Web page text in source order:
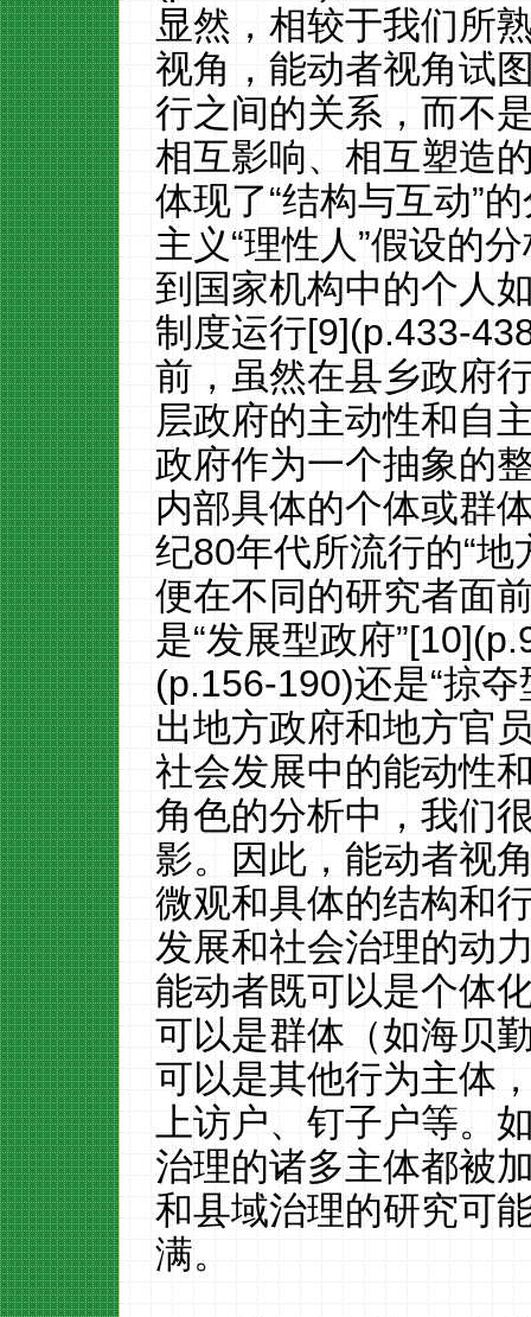
显然，相较于我们所
视角，能动者视角试
行之间的关系，而不
相互影响、相互塑造
体现了“结构与互动”
主义“理性人”假设的
到国家机构中的个人
制度运行[9](p.433-
前，虽然在县乡政府
层政府的主动性和自
政府作为一个抽象的
内部具体的个体或群
纪80年代所流行的“
便在不同的研究者面
是“发展型政府
(p.156-190)还是“掠
出地方政府和地方官
社会发展中的能动性
角色的分析中，我们
影。因此，能动者视
微观和具体的结构和
发展和社会治理的动
能动者既可以是个体
可以是群体（如海贝
可以是其他行为主体
上访户、钉子户等。
治理的诸多主体都被
和县域治理的研究可
满。